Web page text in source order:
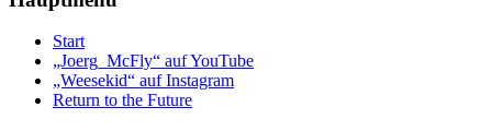
Start
„Joerg_McFly“ auf YouTube
„Weesekid“ auf Instagram
Return to the Future